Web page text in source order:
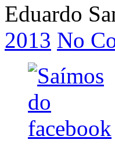
Eduardo
2013 No